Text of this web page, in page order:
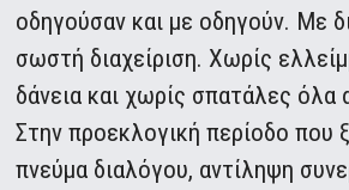
οδηγούσαν και με οδηγούν. Με
σωστή διαχείριση. Χωρίς
δάνεια και χωρίς σπατάλες όλα
Στην προεκλογική περίοδο που
πνεύμα διαλόγου, αντίληψη